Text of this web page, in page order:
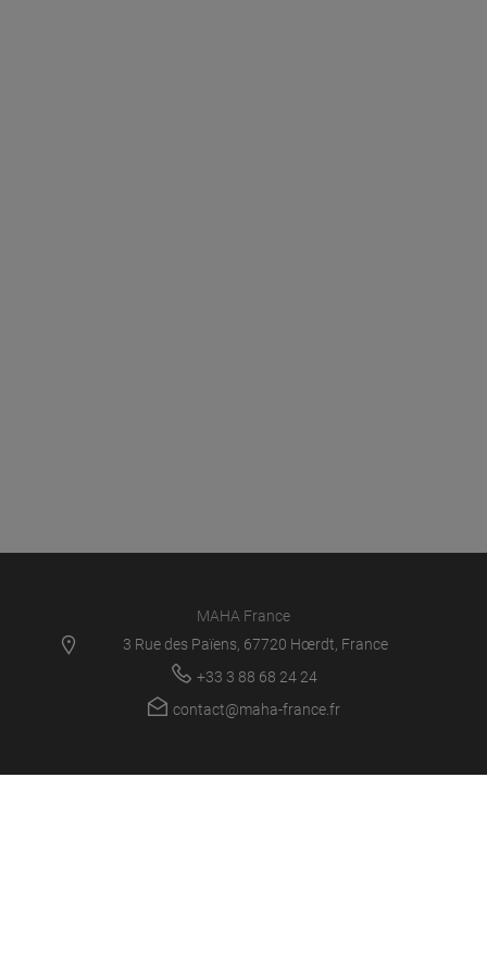
MAHA France
3 Rue des Païens, 67720 Hœrdt, France
+33 3 88 68 24 24
contact@maha-france.fr